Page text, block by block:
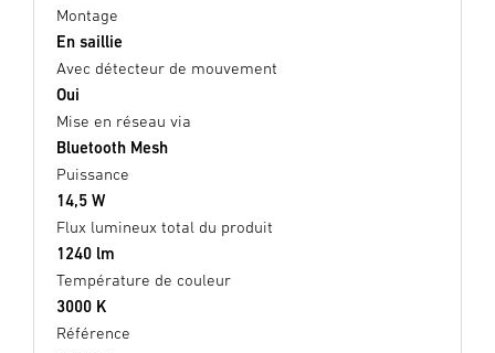
Montage
En saillie
Avec détecteur de mouvement
Oui
Mise en réseau via
Bluetooth Mesh
Puissance
14,5 W
Flux lumineux total du produit
1240 lm
Température de couleur
3000 K
Référence